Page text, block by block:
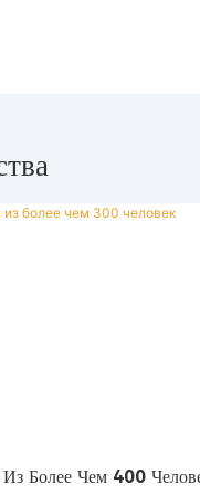
Более Чем 400